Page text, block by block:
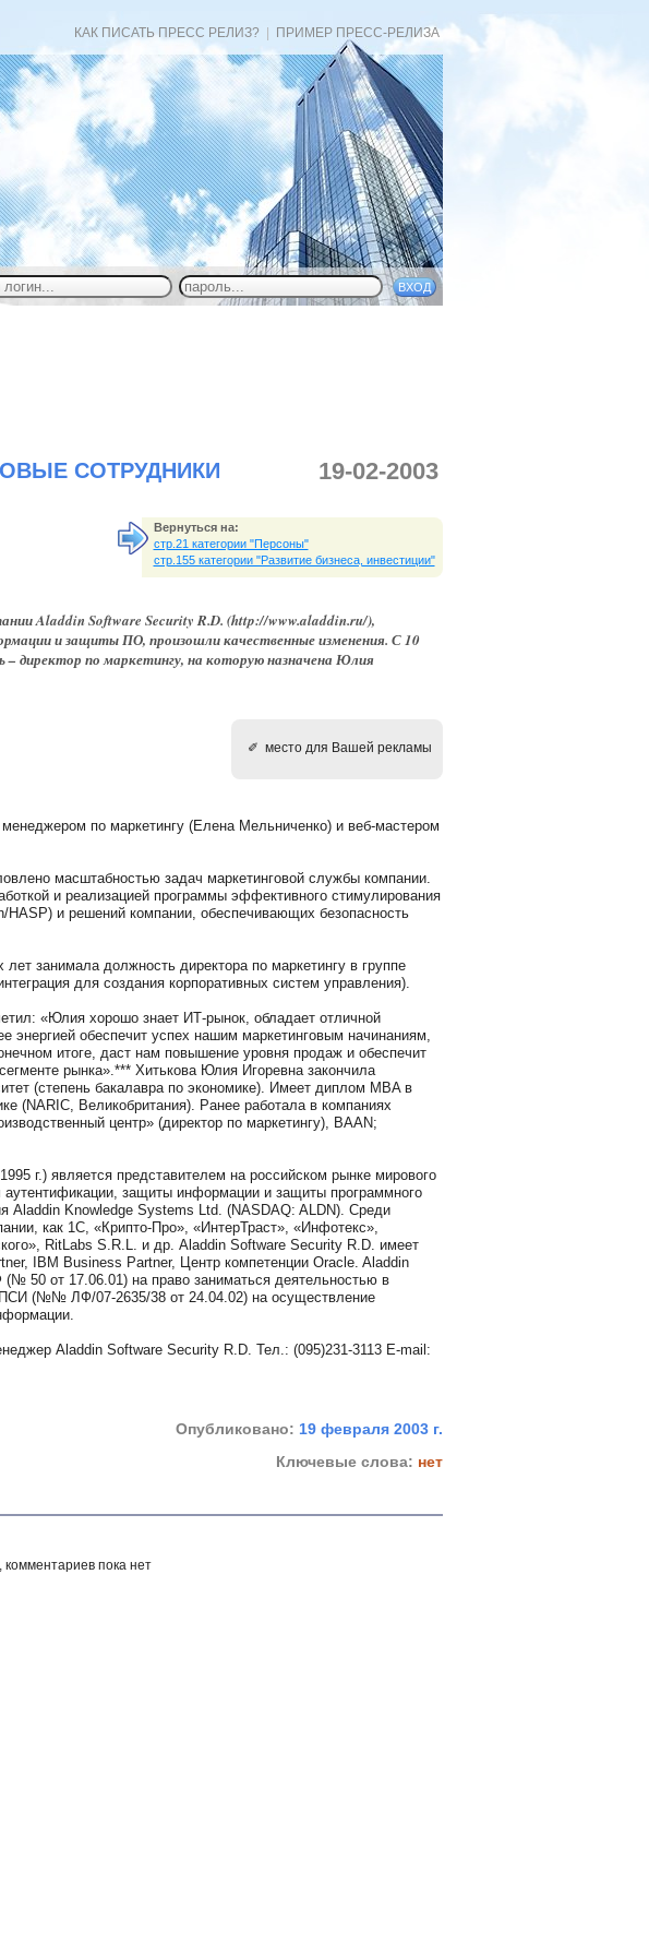
КАК ПИСАТЬ ПРЕСС РЕЛИЗ? ПРИМЕР ПРЕСС-РЕЛИЗА
СОТРУДНИКИ 19-02-2003
Вернуться на:
стр.21 категории "Персоны"
стр.155 категории "Развитие бизнеса, инвестиции"
Aladdin Software Security R.D. (http://www.aladdin.ru/),
и защиты ПО, произошли качественные изменения. С 10
– директор по маркетингу, на которую назначена Юлия
✐ место для Вашей рекламы
по маркетингу (Елена Мельниченко) и веб-мастером
масштабностью задач маркетинговой службы компании.
и реализацией программы эффективного стимулирования
HASP) и решений компании, обеспечивающих безопасность
занимала должность директора по маркетингу в группе
для создания корпоративных систем управления).
«Юлия хорошо знает ИТ-рынок, обладает отличной
энергией обеспечит успех нашим маркетинговым начинаниям,
итоге, даст нам повышение уровня продаж и обеспечит
рынка».*** Хитькова Юлия Игоревна закончила
(степень бакалавра по экономике). Имеет диплом MBA в
(NARIC, Великобритания). Ранее работала в компаниях
центр» (директор по маркетингу), BAAN;
г.) является представителем на российском рынке мирового
аутентификации, защиты информации и защиты программного
Aladdin Knowledge Systems Ltd. (NASDAQ: ALDN). Среди
как 1С, «Крипто-Про», «ИнтерТраст», «Инфотекс»,
RitLabs S.R.L. и др. Aladdin Software Security R.D. имеет
IBM Business Partner, Центр компетенции Oracle. Aladdin
50 от 17.06.01) на право заниматься деятельностью в
(№№ ЛФ/07-2635/38 от 24.04.02) на осуществление
Aladdin Software Security R.D. Тел.: (095)231-3113 E-mail:
Опубликовано: 19 февраля 2003 г.
Ключевые слова: нет
комментариев пока нет